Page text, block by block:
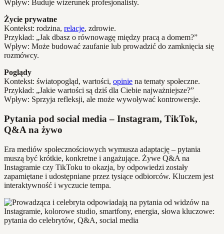
Wpływ: Buduje wizerunek profesjonalisty.
Życie prywatne
Kontekst: rodzina, relacje, zdrowie.
Przykład: „Jak dbasz o równowagę między pracą a domem?”
Wpływ: Może budować zaufanie lub prowadzić do zamknięcia się
rozmówcy.
Poglądy
Kontekst: światopogląd, wartości, opinie na tematy społeczne.
Przykład: „Jakie wartości są dziś dla Ciebie najważniejsze?”
Wpływ: Sprzyja refleksji, ale może wywoływać kontrowersje.
Pytania pod social media – Instagram, TikTok,
Q&A na żywo
Era mediów społecznościowych wymusza adaptację – pytania
muszą być krótkie, konkretne i angażujące. Żywe Q&A na
Instagramie czy TikToku to okazja, by odpowiedzi zostały
zapamiętane i udostępniane przez tysiące odbiorców. Kluczem jest
interaktywność i wyczucie tempa.